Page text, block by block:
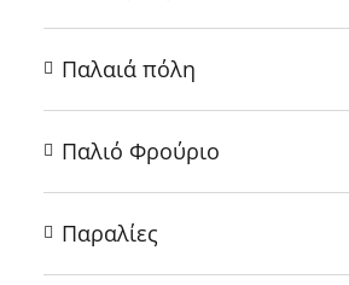
Παλαιά πόλη
Παλιό Φρούριο
Παραλίες